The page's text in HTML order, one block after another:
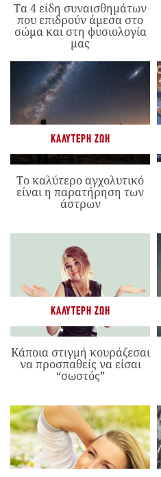
Τα 4 είδη συναισθημάτων
που επιδρούν άμεσα στο
σώμα και στη φυσιολογία
μας
ΚΑΛΎΤΕΡΗ ΖΩΉ
Το καλύτερο αγχολυτικό
είναι η παρατήρηση των
άστρων
ΚΑΛΎΤΕΡΗ ΖΩΉ
Κάποια στιγμή κουράζεσαι
να προσπαθείς να είσαι
“σωστός”